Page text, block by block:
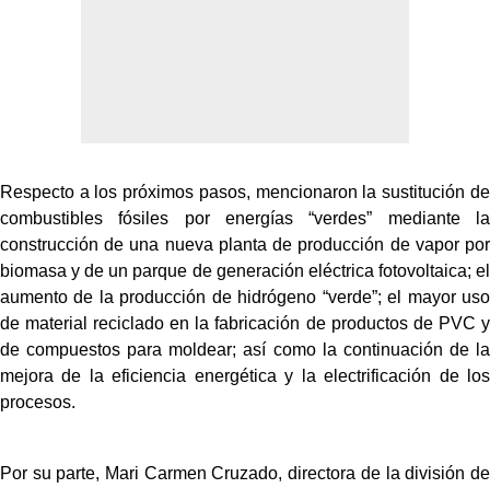
Respecto a los próximos pasos, mencionaron la sustitución de
combustibles fósiles por energías “verdes” mediante la
construcción de una nueva planta de producción de vapor por
biomasa y de un parque de generación eléctrica fotovoltaica; el
aumento de la producción de hidrógeno “verde”; el mayor uso
de material reciclado en la fabricación de productos de PVC y
de compuestos para moldear; así como la continuación de la
mejora de la eficiencia energética y la electrificación de los
procesos.
Por su parte, Mari Carmen Cruzado, directora de la división de